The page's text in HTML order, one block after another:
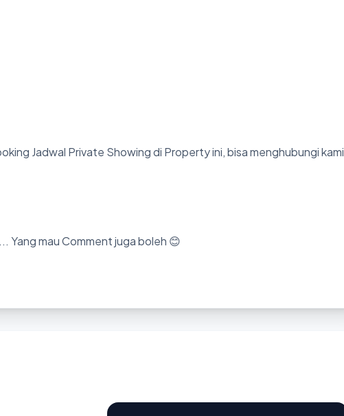
Jadwal Private Showing di Property ini, bisa menghubungi kami
Yang mau Comment juga boleh 😊